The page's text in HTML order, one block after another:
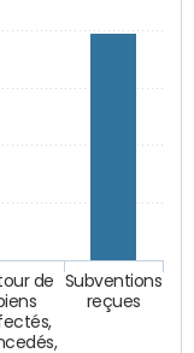
de
Subventions
reçues